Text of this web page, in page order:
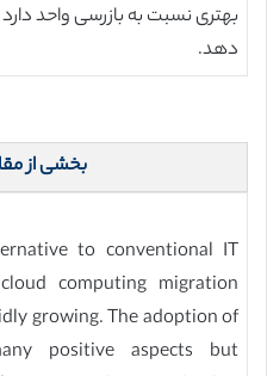
بهتری نسبت به بازرسی واحد
دهد.
بخشی از
to conventional IT
computing migration
growing. The adoption of
positive aspects but